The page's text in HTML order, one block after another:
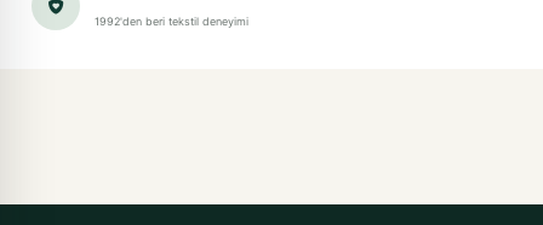
1992'den beri tekstil deneyimi